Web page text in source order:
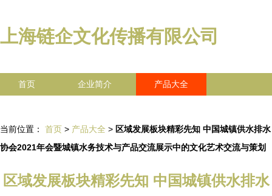
上海链企文化传播有限公司
首页 企业简介 产品大全
当前位置： 首页 > 产品大全 > 区域发展板块精彩先知 中国城镇供水排水
协会2021年会暨城镇水务技术与产品交流展示中的文化艺术交流与策划
区域发展板块精彩先知 中国城镇供水排水